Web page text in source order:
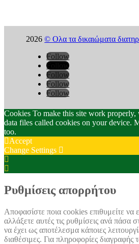
2026© Ολα τα δικαιώματα
Follow
Follow
Follow
Follow
Follow
Cookies To make this site work properly,
data files called cookies on your device.
too.
Accept
Change Settings
Settings
Ρυθμίσεις απορρήτου
Αποφασίστε ποια cookies επιθυμείτε να
αλλάξετε αυτές τις ρυθμίσεις ανά πάσα
να έχει ως αποτέλεσμα κάποιες
διαθέσιμες. Για πληροφορίες διαγραφής